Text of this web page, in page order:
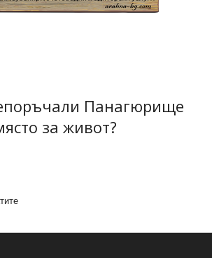
Панагюрище
за живот?